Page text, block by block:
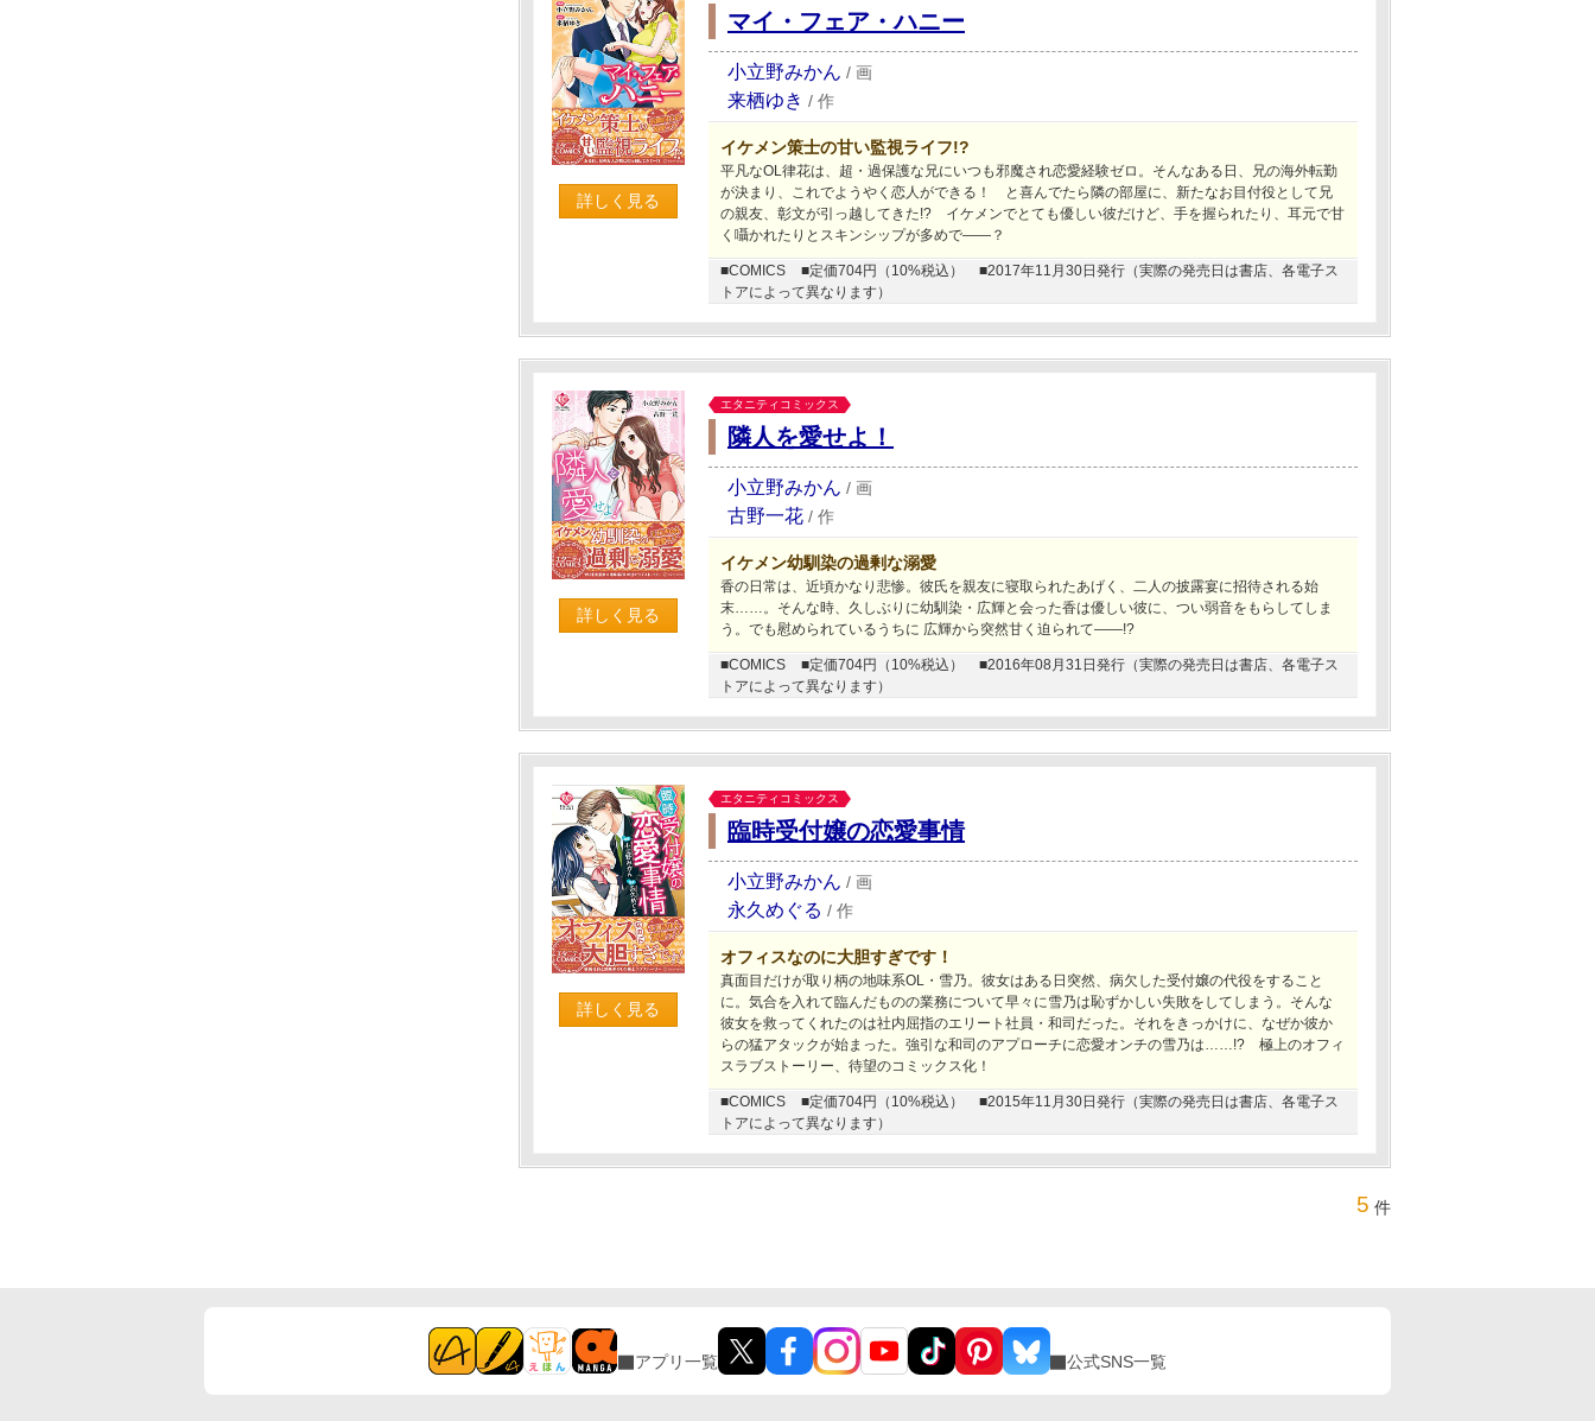
詳しく見る
マイ・フェア・ハニー
小立野みかん / 画
来栖ゆき / 作
イケメン策士の甘い監視ライフ!?
平凡なOL律花は、超・過保護な兄にいつも邪魔され恋愛経験ゼロ。そんなある日、兄の海外転勤
が決まり、これでようやく恋人ができる！ と喜んでたら隣の部屋に、新たなお目付役として兄
の親友、彰文が引っ越してきた!? イケメンでとても優しい彼だけど、手を握られたり、耳元で甘
く囁かれたりとスキンシップが多めで――？
■COMICS ■定価704円（10%税込）
■2017年11月30日発行（実際の発売日は書店、各電子ス
トアによって異なります）
詳しく見る
エタニティコミックス
隣人を愛せよ！
小立野みかん / 画
古野一花 / 作
イケメン幼馴染の過剰な溺愛
香の日常は、近頃かなり悲惨。彼氏を親友に寝取られたあげく、二人の披露宴に招待される始
末……。そんな時、久しぶりに幼馴染・広輝と会った香は優しい彼に、つい弱音をもらしてしま
う。でも慰められているうちに 広輝から突然甘く迫られて――!?
■COMICS ■定価704円（10%税込）
■2016年08月31日発行（実際の発売日は書店、各電子ス
トアによって異なります）
詳しく見る
エタニティコミックス
臨時受付嬢の恋愛事情
小立野みかん / 画
永久めぐる / 作
オフィスなのに大胆すぎです！
真面目だけが取り柄の地味系OL・雪乃。彼女はある日突然、病欠した受付嬢の代役をすること
に。気合を入れて臨んだものの業務について早々に雪乃は恥ずかしい失敗をしてしまう。そんな
彼女を救ってくれたのは社内屈指のエリート社員・和司だった。それをきっかけに、なぜか彼か
らの猛アタックが始まった。強引な和司のアプローチに恋愛オンチの雪乃は……!? 極上のオフィ
スラブストーリー、待望のコミックス化！
■COMICS ■定価704円（10%税込）
■2015年11月30日発行（実際の発売日は書店、各電子ス
トアによって異なります）
5 件
アプリ一覧 公式SNS一覧